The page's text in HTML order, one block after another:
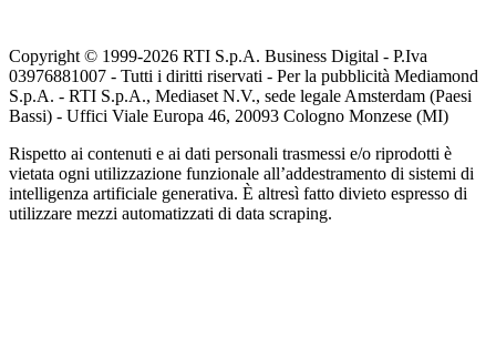
Copyright © 1999-2026 RTI S.p.A. Business Digital - P.Iva
03976881007 - Tutti i diritti riservati - Per la pubblicità Mediamond
S.p.A. - RTI S.p.A., Mediaset N.V., sede legale Amsterdam (Paesi
Bassi) - Uffici Viale Europa 46, 20093 Cologno Monzese (MI)
Rispetto ai contenuti e ai dati personali trasmessi e/o riprodotti è
vietata ogni utilizzazione funzionale all’addestramento di sistemi di
intelligenza artificiale generativa. È altresì fatto divieto espresso di
utilizzare mezzi automatizzati di data scraping.